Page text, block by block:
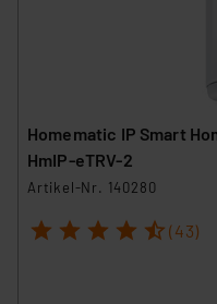
Homematic IP Smart
HmIP-eTRV-2
Artikel-Nr. 140280
1 2 3 4 5 (43)